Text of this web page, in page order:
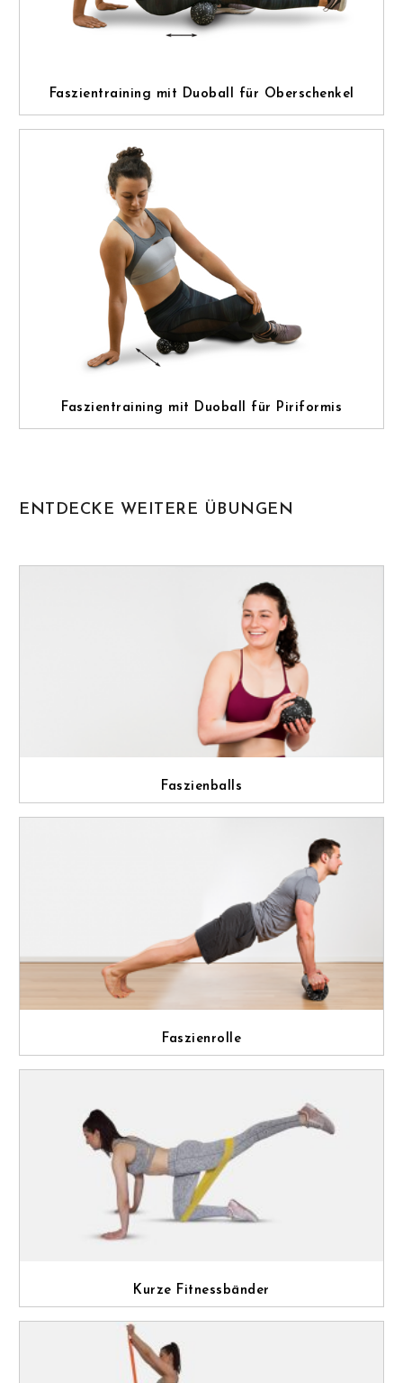
Faszientraining mit Duoball für Oberschenkel
Faszientraining mit Duoball für Piriformis
ENTDECKE WEITERE ÜBUNGEN
Faszienballs
Faszienrolle
Kurze Fitnessbänder